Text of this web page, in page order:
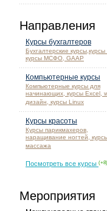
Направления
Курсы бухгалтеров
Бухгалтерские курсы,курсы
курсы МСФО, GAAP
Компьютерные курсы
Компьютерные курсы для
начинающих, курсы Excel,
дизайн, курсы Linux
Курсы красоты
Курсы парикмахеров,
наращивание ногтей,
массажа
Посмотреть все курсы (+8)
Мероприятия